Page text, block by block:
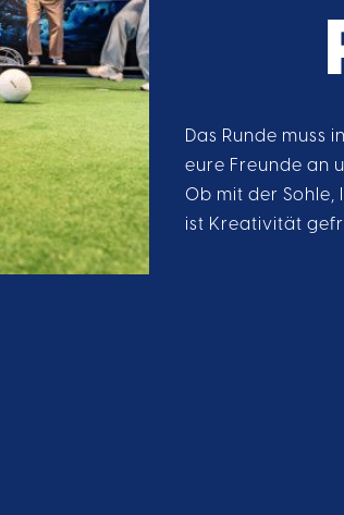
Das Runde muss
eure Freunde an
Ob mit der
ist Kreativität